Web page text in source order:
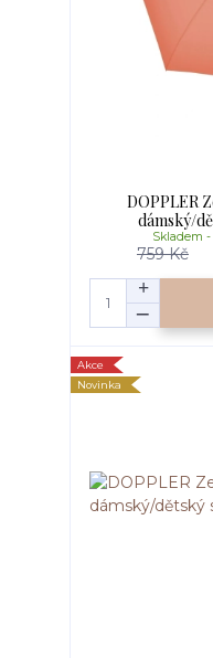
DOPPLER
dámský/
759 Kč
Skladem
Akce
Novinka